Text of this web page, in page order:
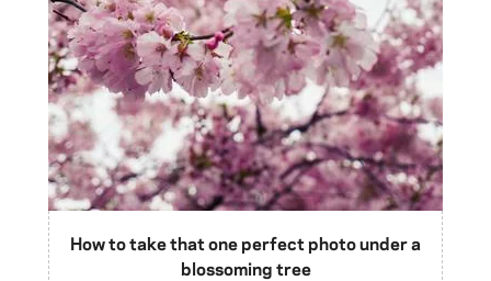
How to take that one perfect photo under a
blossoming tree